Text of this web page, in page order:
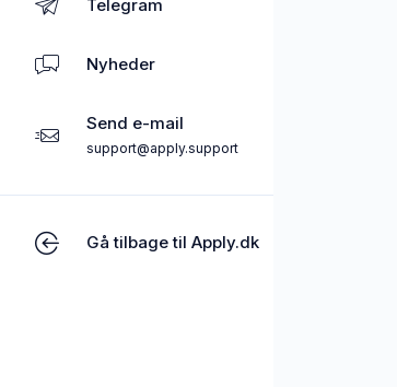
Telegram
Nyheder
Send e-mail
support@apply.support
Gå tilbage til Apply.dk